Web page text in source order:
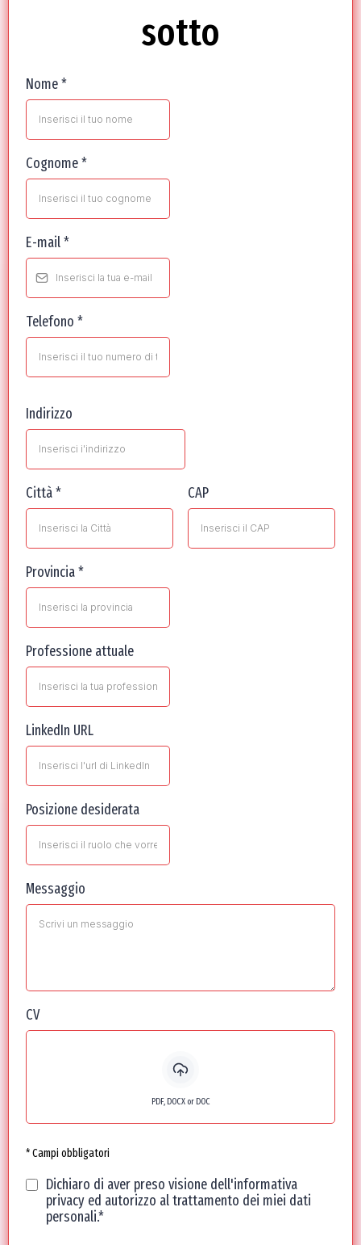
sotto
Nome*
Cognome*
E-mail*
Telefono *
Indirizzo
Città* CAP
Provincia*
Professione attuale
LinkedIn URL
Posizione desiderata
Messaggio
CV
PDF, DOCX or DOC
* Campi obbligatori
Dichiaro di aver preso visione dell'informativa
privacy ed autorizzo al trattamento dei miei dati
personali.*